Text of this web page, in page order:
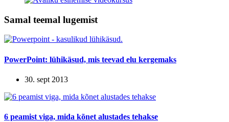
Samal teemal lugemist
PowerPoint: lühikäsud, mis teevad elu kergemaks
30. sept 2013
6 peamist viga, mida kõnet alustades tehakse